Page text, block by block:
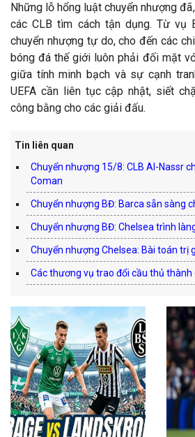
Những lỗ hổng luật chuyển nhượng
các CLB tìm cách tận dụng. Từ vụ
chuyển nhượng tự do, cho đến các
bóng đá thế giới luôn phải đối mặt
giữa tính minh bạch và sự cạnh
UEFA cần liên tục cập nhật, siết
công bằng cho các giải đấu.
Tin liên quan
Chuyển nhượng 15/8: CLB Al-Nassr
Coman
Chuyển nhượng BĐ: Barca sẵn sàng
Chuyển nhượng BĐ: Chelsea trình
Chuyển nhượng Chelsea: Bài toán trị
Các thương vụ trao đổi cầu thủ